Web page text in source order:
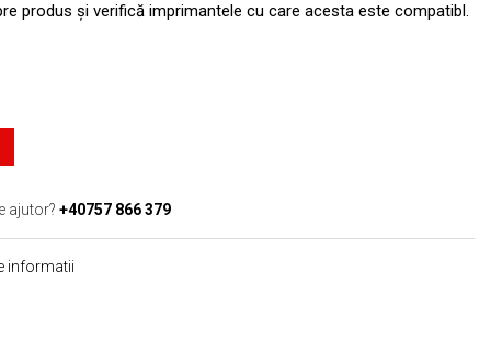
produs şi verifică imprimantele cu care acesta este compatibl.
ajutor? +40757 866 379
informatii